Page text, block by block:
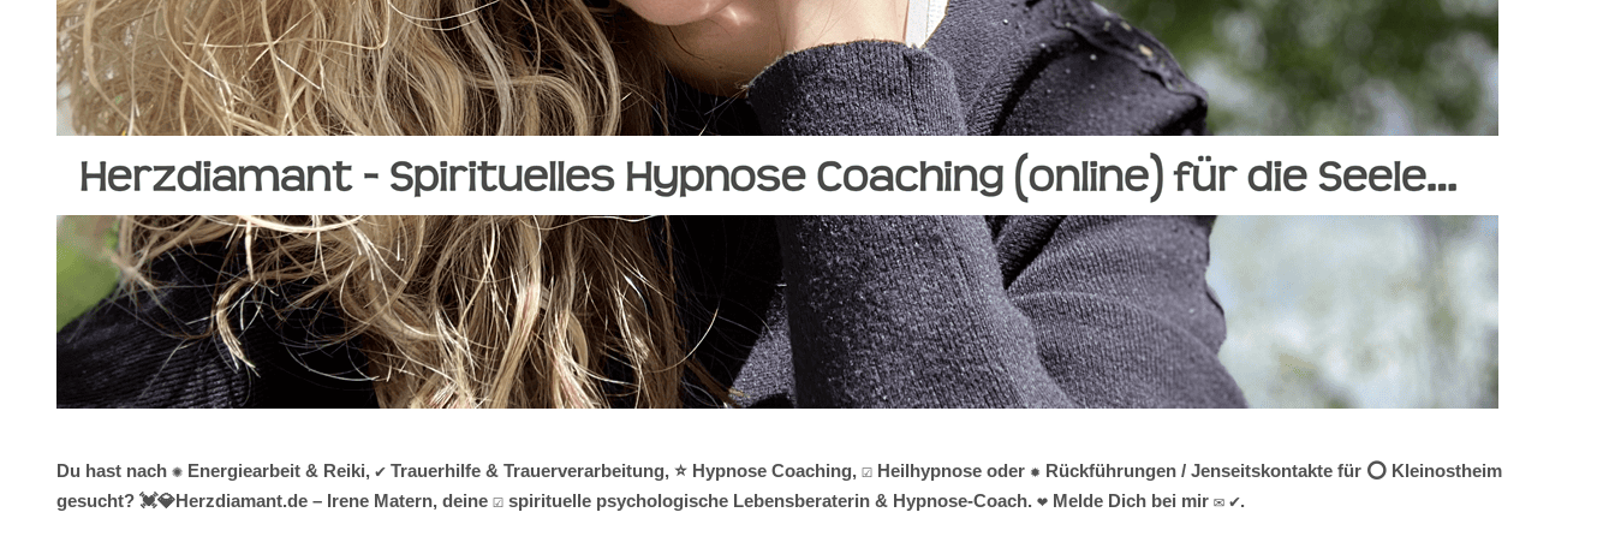
Du hast nach ✺ Energiearbeit & Reiki, ✔️ Trauerhilfe & Trauerverarbeitung, ⭐ Hypnose Coaching, ☑️ Heilhypnose oder ✹ Rückführungen / Jenseitskontakte für ⭕ Kleinostheim
gesucht? 💓️💎Herzdiamant.de – Irene Matern, deine ☑️ spirituelle psychologische Lebensberaterin & Hypnose-Coach. ❤ Melde Dich bei mir ✉ ✔.